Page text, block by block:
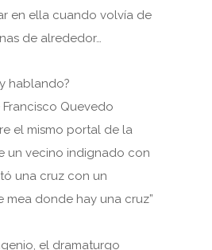
en ella cuando volvía de
de alrededor…
hablando?
Quevedo
el mismo portal de la
un vecino indignado con
una cruz con un
mea donde hay una cruz”
el dramaturgo